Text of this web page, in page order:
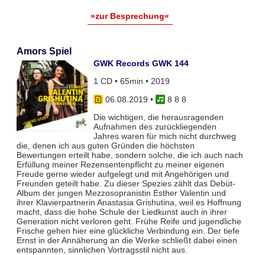
»zur Besprechung«
Amors Spiel
GWK Records GWK 144
1 CD • 65min • 2019
06.08.2019 •
8 8 8
Die wichtigen, die herausragenden
Aufnahmen des zurückliegenden
Jahres waren für mich nicht durchweg
die, denen ich aus guten Gründen die höchsten
Bewertungen erteilt habe, sondern solche, die ich auch nach
Erfüllung meiner Rezensentenpflicht zu meiner eigenen
Freude gerne wieder aufgelegt und mit Angehörigen und
Freunden geteilt habe. Zu dieser Spezies zählt das Debüt-
Album der jungen Mezzosopranistin Esther Valentin und
ihrer Klavierpartnerin Anastasia Grishutina, weil es Hoffnung
macht, dass die hohe Schule der Liedkunst auch in ihrer
Generation nicht verloren geht. Frühe Reife und jugendliche
Frische gehen hier eine glückliche Verbindung ein. Der tiefe
Ernst in der Annäherung an die Werke schließt dabei einen
entspannten, sinnlichen Vortragsstil nicht aus.